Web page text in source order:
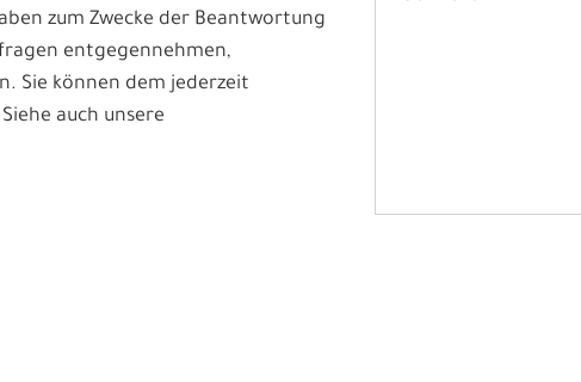
zum Zwecke der Beantwortung
entgegennehmen,
Sie können dem jederzeit
auch unsere